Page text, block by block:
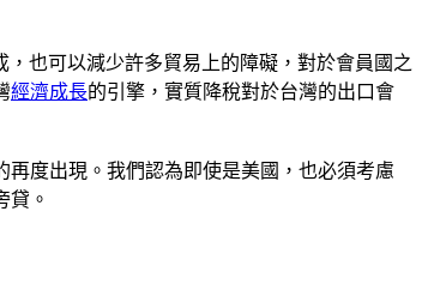
也可以減少許多貿易上的障礙，對於會員國之
經濟成長的引擎，實質降稅對於台灣的出口會
度出現。我們認為即使是美國，也必須考慮
貸。